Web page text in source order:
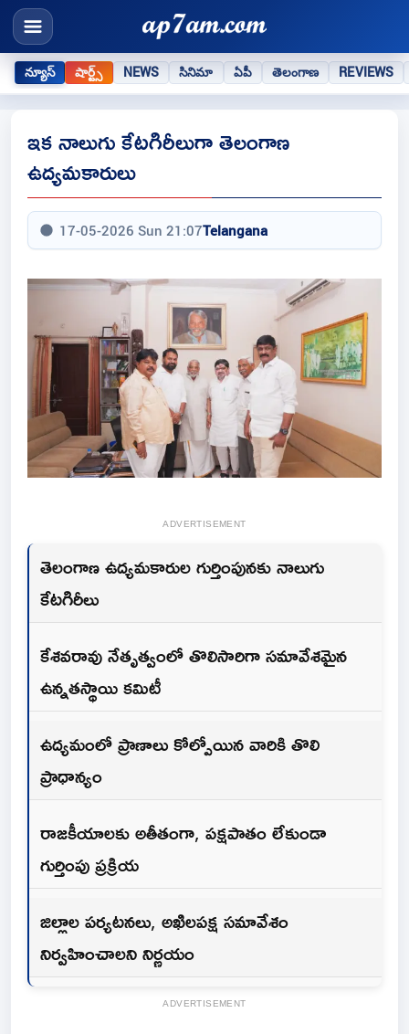
న్యూస్ షార్ట్స్ NEWS సినిమా ఏపీ తెలంగాణ REVIEWS
ఇక నాలుగు కేటగిరీలుగా తెలంగాణ
ఉద్యమకారులు
17-05-2026 Sun 21:07Telangana
ADVERTISEMENT
తెలంగాణ ఉద్యమకారుల గుర్తింపునకు నాలుగు
కేటగిరీలు
కేశవరావు నేతృత్వంలో తొలిసారిగా సమావేశమైన
ఉన్నతస్థాయి కమిటీ
ఉద్యమంలో ప్రాణాలు కోల్పోయిన వారికి తొలి
ప్రాధాన్యం
రాజకీయాలకు అతీతంగా, పక్షపాతం లేకుండా
గుర్తింపు ప్రక్రియ
జిల్లాల పర్యటనలు, అఖిలపక్ష సమావేశం
నిర్వహించాలని నిర్ణయం
ADVERTISEMENT